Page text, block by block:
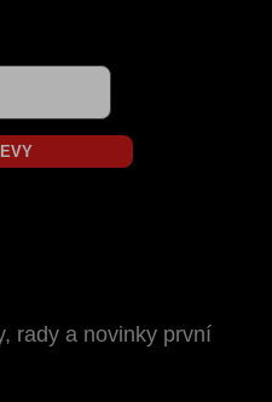
rady a novinky první